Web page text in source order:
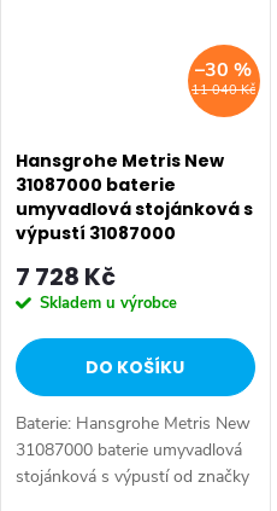
11 040 Kč
–30 %
Hansgrohe Metris New
31087000 baterie
umyvadlová stojánková s
výpustí 31087000
7 728 Kč
Skladem u výrobce
DO KOŠÍKU
Baterie: Hansgrohe Metris New
31087000 baterie umyvadlová
stojánková s výpustí od značky